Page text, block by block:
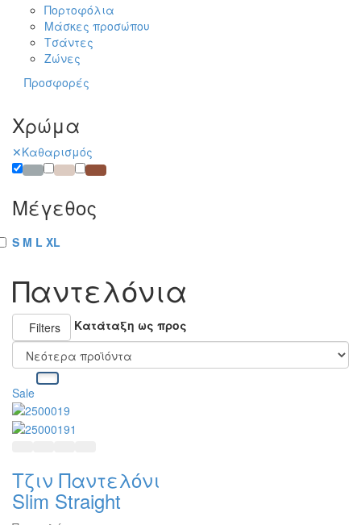
Πορτοφόλια
Μάσκες προσώπου
Τσάντες
Ζώνες
Προσφορές
Χρώμα
✕Καθαρισμός
Γκρι ΜπεζΚαφέ
Μέγεθος
S M L XL
Παντελόνια
Filters Κατάταξη ως προς
Sale
Τζιν Παντελόνι
Slim Straight